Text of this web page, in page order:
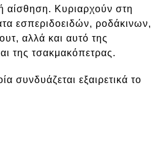
αίσθηση. Κυριαρχούν στη
εσπεριδοειδών, ροδάκινων,
αλλά και αυτό της
της τσακμακόπετρας.
συνδυάζεται εξαιρετικά το